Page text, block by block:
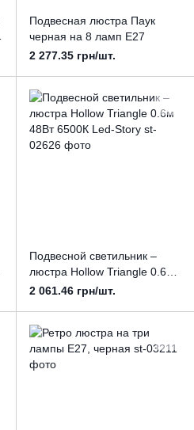
Подвесная люстра Паук
черная на 8 ламп Е27
2 277.35 грн/шт.
Подвесной светильник –
люстра Hollow Triangle 0.6м
48Вт 6500К Led-Story
2 061.46 грн/шт.